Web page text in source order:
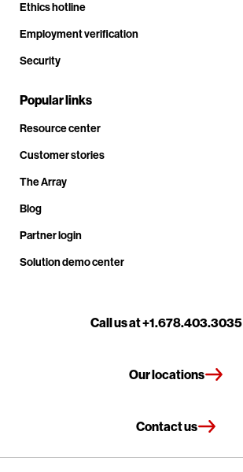
Ethics hotline
Employment verification
Security
Popular links
Resource center
Customer stories
The Array
Blog
Partner login
Solution demo center
Call us at +1.678.403.3035
Our locations
Contact us